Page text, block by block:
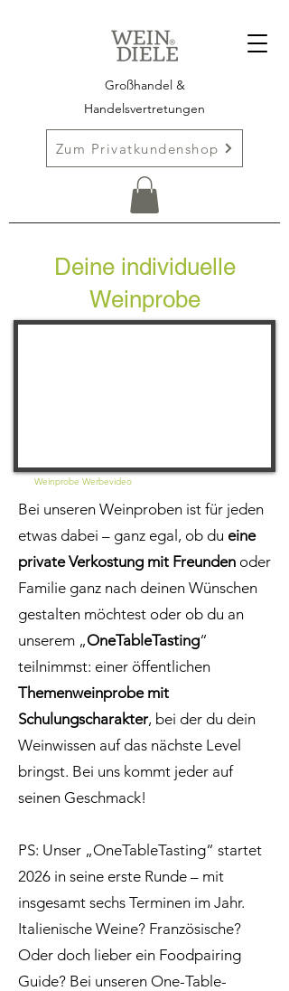
Großhandel &
Handelsvertretungen
Zum Privatkundenshop
Deine individuelle
Weinprobe
Weinprobe Werbevideo
Bei unseren Weinproben ist für jeden
etwas dabei – ganz egal, ob du eine
private Verkostung mit Freunden oder
Familie ganz nach deinen Wünschen
gestalten möchtest oder ob du an
unserem „OneTableTasting“
teilnimmst: einer öffentlichen
Themenweinprobe mit
Schulungscharakter, bei der du dein
Weinwissen auf das nächste Level
bringst. Bei uns kommt jeder auf
seinen Geschmack!
PS: Unser „OneTableTasting“ startet
2026 in seine erste Runde – mit
insgesamt sechs Terminen im Jahr.
Italienische Weine? Französische?
Oder doch lieber ein Foodpairing
Guide? Bei unseren One-Table-